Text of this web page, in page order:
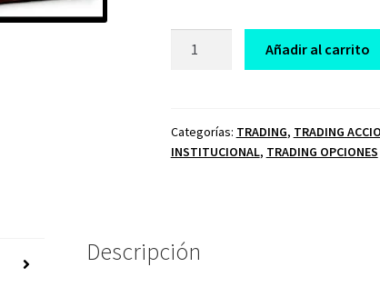
ACCIONES
ALEJANDRO
Añadir al carrito
Categorías: TRADING, TRADING
INSTITUCIONAL, TRADING OPCIONES
Descripción